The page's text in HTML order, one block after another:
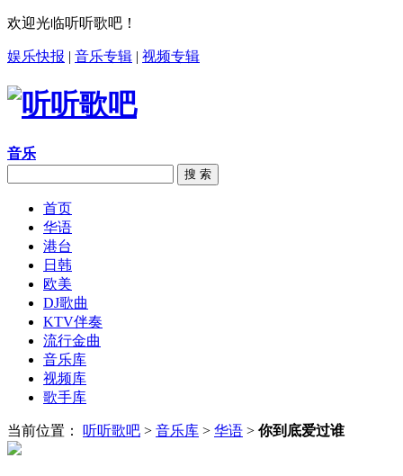
欢迎光临听听歌吧！
娱乐快报 | 音乐专辑 | 视频专辑
音乐
搜 索
首页
华语
港台
日韩
欧美
DJ歌曲
KTV伴奏
流行金曲
音乐库
视频库
歌手库
当前位置： 听听歌吧 > 音乐库 > 华语 > 你到底爱过谁